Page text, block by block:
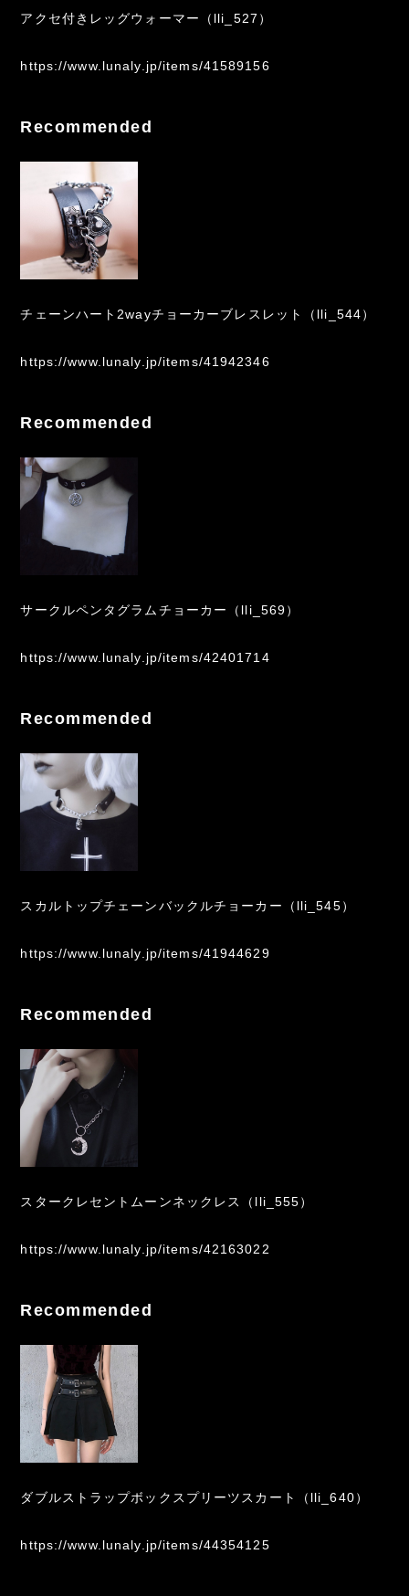
アクセ付きレッグウォーマー（lli_527）
https://www.lunaly.jp/items/41589156
Recommended
チェーンハート2wayチョーカーブレスレット（lli_544）
https://www.lunaly.jp/items/41942346
Recommended
サークルペンタグラムチョーカー（lli_569）
https://www.lunaly.jp/items/42401714
Recommended
スカルトップチェーンバックルチョーカー（lli_545）
https://www.lunaly.jp/items/41944629
Recommended
スタークレセントムーンネックレス（lli_555）
https://www.lunaly.jp/items/42163022
Recommended
ダブルストラップボックスプリーツスカート（lli_640）
https://www.lunaly.jp/items/44354125